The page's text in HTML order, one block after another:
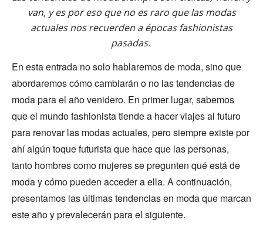
van, y es por eso que no es raro que las modas
actuales nos recuerden a épocas fashionistas
pasadas.
En esta entrada no solo hablaremos de moda, sino que
abordaremos cómo cambiarán o no las tendencias de
moda para el año venidero. En primer lugar, sabemos
que el mundo fashionista tiende a hacer viajes al futuro
para renovar las modas actuales, pero siempre existe por
ahí algún toque futurista que hace que las personas,
tanto hombres como mujeres se pregunten qué está de
moda y cómo pueden acceder a ella. A continuación,
presentamos las últimas tendencias en moda que marcan
este año y prevalecerán para el siguiente.